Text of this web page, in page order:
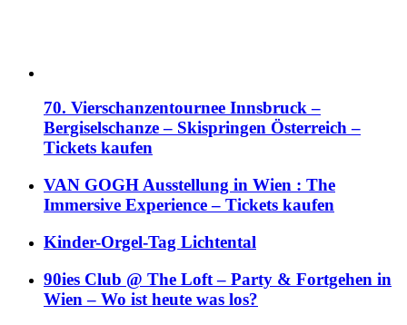
70. Vierschanzentournee Innsbruck –
Bergiselschanze – Skispringen Österreich –
Tickets kaufen
VAN GOGH Ausstellung in Wien : The
Immersive Experience – Tickets kaufen
Kinder-Orgel-Tag Lichtental
90ies Club @ The Loft – Party & Fortgehen in
Wien – Wo ist heute was los?